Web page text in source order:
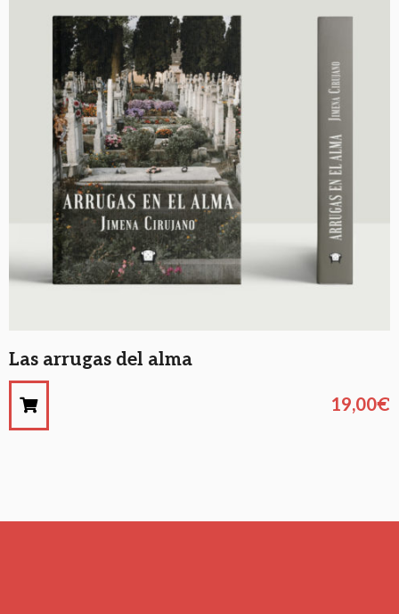
Las arrugas del alma
19,00€